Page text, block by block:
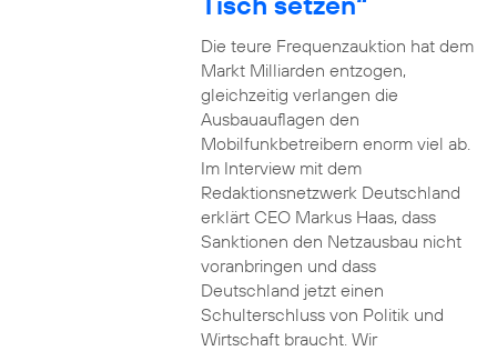
Die teure Frequenzauktion hat dem
Markt Milliarden entzogen,
gleichzeitig verlangen die
Ausbauauflagen den
Mobilfunkbetreibern enorm viel ab.
Im Interview mit dem
Redaktionsnetzwerk Deutschland
erklärt CEO Markus Haas, dass
Sanktionen den Netzausbau nicht
voranbringen und dass
Deutschland jetzt einen
Schulterschluss von Politik und
Wirtschaft braucht. Wir